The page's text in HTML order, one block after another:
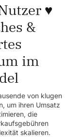
♥️
&
im
von klugen
um ihren Umsatz
die
skalieren.